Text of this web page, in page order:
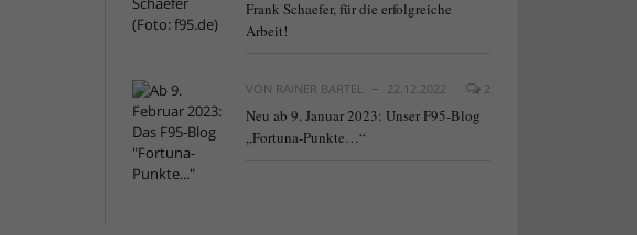
Frank Schaefer, für die erfolgreiche
Arbeit!
VON RAINER BARTEL 22.12.2022 2
Neu ab 9. Januar 2023: Unser F95-Blog
„Fortuna-Punkte…“